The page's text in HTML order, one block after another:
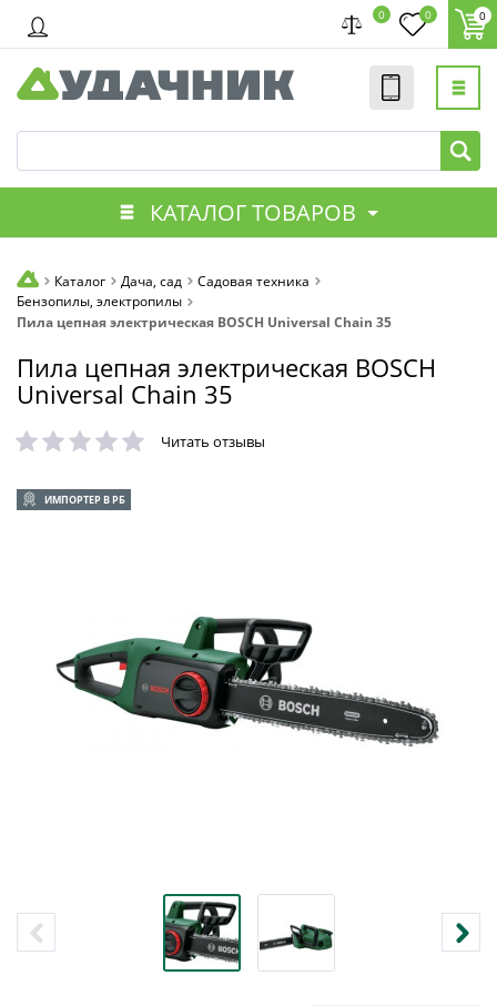
0 0 0
КАТАЛОГ ТОВАРОВ
Каталог Дача, сад
Садовая техника
Бензопилы, электропилы
Пила цепная электрическая BOSCH Universal Chain 35
Пила цепная электрическая BOSCH
Universal Chain 35
Читать отзывы
ИМПОРТЕР В РБ